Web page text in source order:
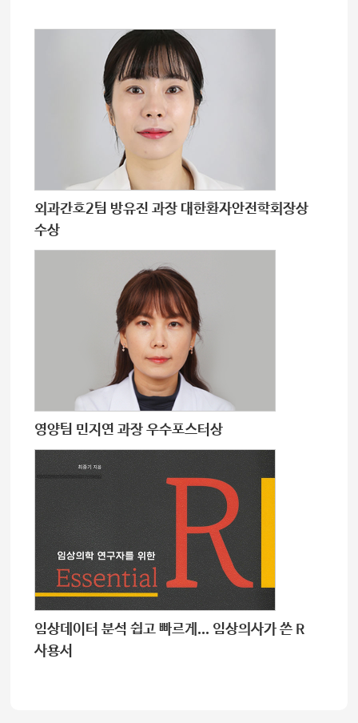
외과간호2팀 방유진 과장 대한환자안전학회장상
수상
영양팀 민지연 과장 우수포스터상
임상데이터 분석 쉽고 빠르게... 임상의사가 쓴 R
사용서